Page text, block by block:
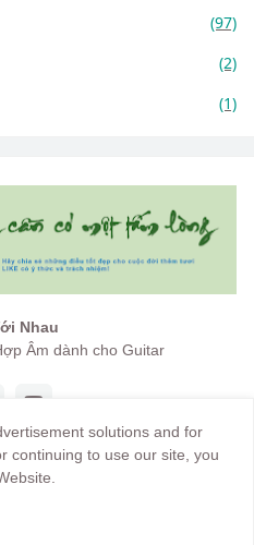
(97)
(2)
(1)
Nhau
Âm dành cho Guitar
by
solutions and for
continuing to use our site, you